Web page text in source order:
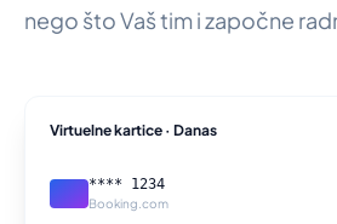
nego što Vaš tim i započne
Virtuelne kartice · Danas
**** 1234
Booking.com